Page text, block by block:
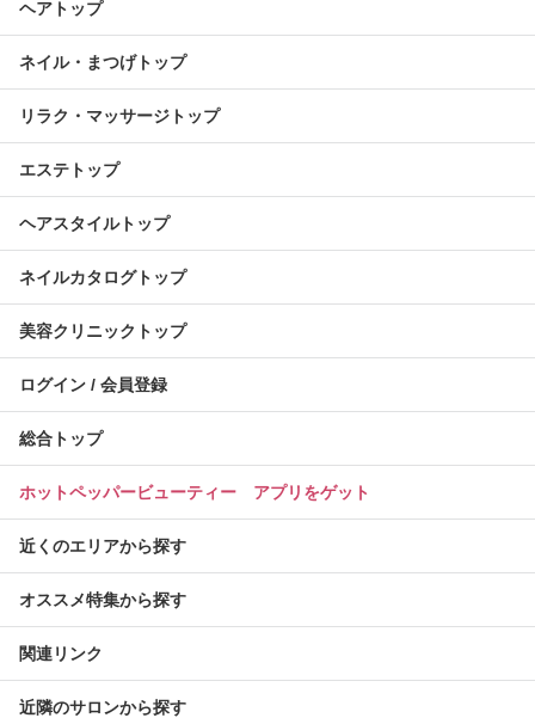
ヘアトップ
ネイル・まつげトップ
リラク・マッサージトップ
エステトップ
ヘアスタイルトップ
ネイルカタログトップ
美容クリニックトップ
ログイン / 会員登録
総合トップ
ホットペッパービューティー アプリをゲット
近くのエリアから探す
オススメ特集から探す
関連リンク
近隣のサロンから探す